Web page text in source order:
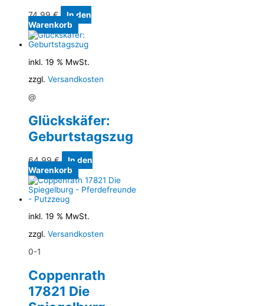
74,99€
In den
Warenkorb
inkl. 19 % MwSt.
zzgl. Versandkosten
@
Glückskäfer:
Geburtstagszug
64,99€
In den
Warenkorb
inkl. 19 % MwSt.
zzgl. Versandkosten
0-1
Coppenrath
17821 Die